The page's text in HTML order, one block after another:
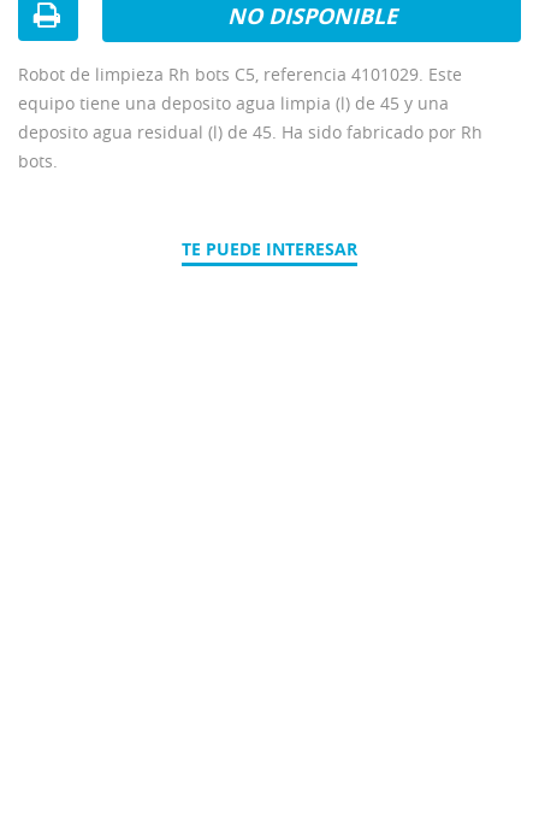
Robot de limpieza Rh bots C5, referencia 4101029. Este
equipo tiene una deposito agua limpia (l) de 45 y una
deposito agua residual (l) de 45. Ha sido fabricado por Rh
bots.
NO DISPONIBLE
TE PUEDE INTERESAR